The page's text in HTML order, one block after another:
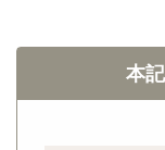
本